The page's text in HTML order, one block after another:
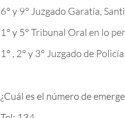
6° y 9° Juzgado Garatía,
1° y 5° Tribunal Oral en lo
1° , 2° y 3° Juzgado de
¿Cuál es el número de